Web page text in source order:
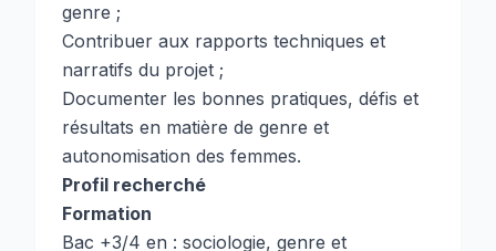
genre ;
Contribuer aux rapports techniques et
narratifs du projet ;
Documenter les bonnes pratiques, défis et
résultats en matière de genre et
autonomisation des femmes.
Profil recherché
Formation
Bac +3/4 en : sociologie, genre et